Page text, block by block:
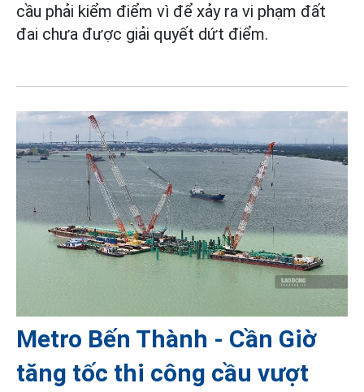
cầu phải kiểm điểm vì để xảy ra vi phạm đất
đai chưa được giải quyết dứt điểm.
Metro Bến Thành - Cần Giờ
tăng tốc thi công cầu vượt